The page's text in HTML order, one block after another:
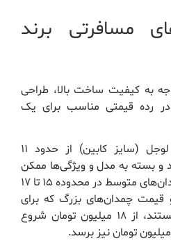
مسافرتی برند
به کیفیت ساخت بالا، طراحی
رده قیمتی مناسب برای یک
قیمت چمدان‌های کوچک لوجل (سایز کابین) از حدود ۱۱
و بسته به مدل و ویژگی‌ها ممکن
است کمی بیشتر باشد. چمدان‌های متوسط در محدوده ۱۵ تا ۱۷
و قیمت چمدان‌های بزرگ که برای
سفرهای طولانی مناسب هستند، از ۱۸ میلیون تومان شروع